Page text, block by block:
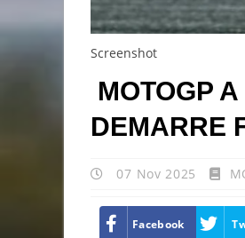
Screenshot
MOTOGP
DEMARRE
07 Nov 2025
Facebook